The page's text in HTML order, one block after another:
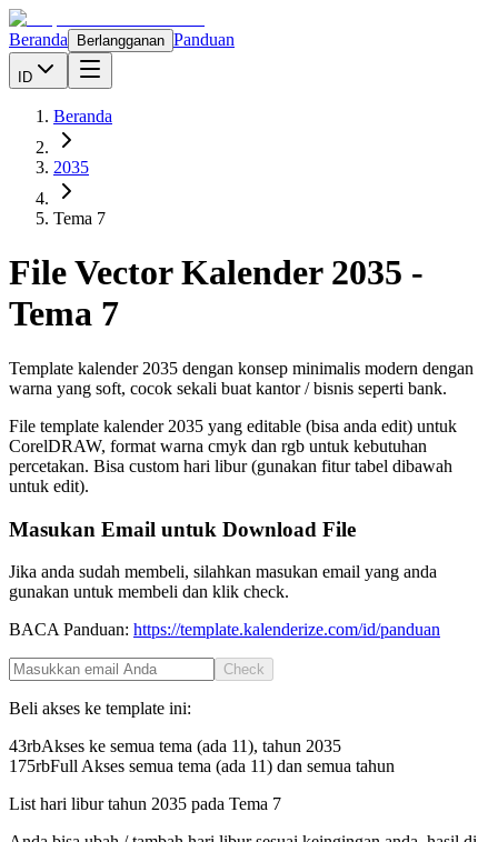
Beranda Berlangganan Panduan
ID
Beranda
2035
Tema 7
File Vector Kalender 2035 -
Tema 7
Template kalender 2035 dengan konsep minimalis modern dengan
warna yang soft, cocok sekali buat kantor / bisnis seperti bank.
File template kalender 2035 yang editable (bisa anda edit) untuk
CorelDRAW, format warna cmyk dan rgb untuk kebutuhan
percetakan. Bisa custom hari libur (gunakan fitur tabel dibawah
untuk edit).
Masukan Email untuk Download File
Jika anda sudah membeli, silahkan masukan email yang anda
gunakan untuk membeli dan klik check.
BACA Panduan: https://template.kalenderize.com/id/panduan
Check
Beli akses ke template ini:
43rbAkses ke semua tema (ada 11), tahun 2035
175rbFull Akses semua tema (ada 11) dan semua tahun
List hari libur tahun 2035 pada Tema 7